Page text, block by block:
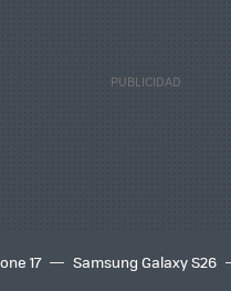
17 Samsung Galaxy S26